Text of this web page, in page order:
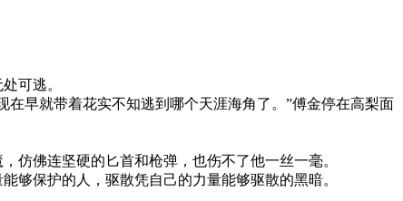
可逃。
早就带着花实不知逃到哪个天涯海角了。”傅金停在高梨面
佛连坚硬的匕首和枪弹，也伤不了他一丝一毫。
保护的人，驱散凭自己的力量能够驱散的黑暗。